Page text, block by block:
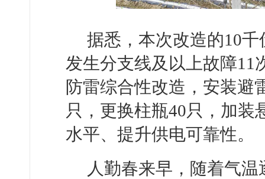
据悉，本次改造的10
发生分支线及以上故障11
防雷综合性改造，安装避
只，更换柱瓶40只，加装
水平、提升供电可靠性。
人勤春来早，随着气